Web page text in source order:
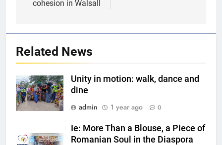
cohesion in Walsall
Related News
Unity in motion: walk, dance and
dine
admin
1 year ago 0
Ie: More Than a Blouse, a Piece of
Romanian Soul in the Diaspora
Unity in motion: walk, dance and
2
of Romanian Soul in the
Diaspora
EVENTS MEDIA